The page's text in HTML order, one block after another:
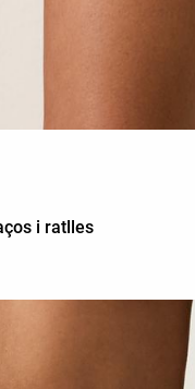
i ratlles